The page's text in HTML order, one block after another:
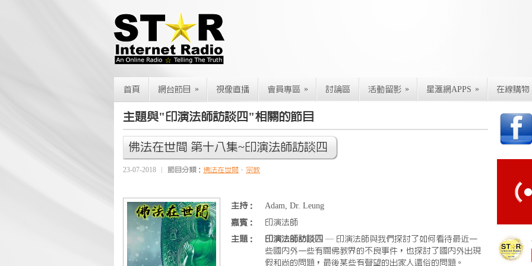
首頁 網台節目 » 視像直播 會員專區 » 討論區 活動留影 » 星滙網APPS » 在線購物
主題與"印演法師訪談四"相關的節目
佛法在世間 第十八集~印演法師訪談四
23-07-2018 節目分類： 佛法在世間 、 宗教
主持：
Adam, Dr. Leung
嘉賓：
印演法師
主題：
印演法師訪談四 — 印演法師與我們探討了如何看待最近一
些國內外一些有關佛教界的不良事件，也探討了國內外出現
假和尚的問題，最後某些有聲望的出家人還俗的問題。